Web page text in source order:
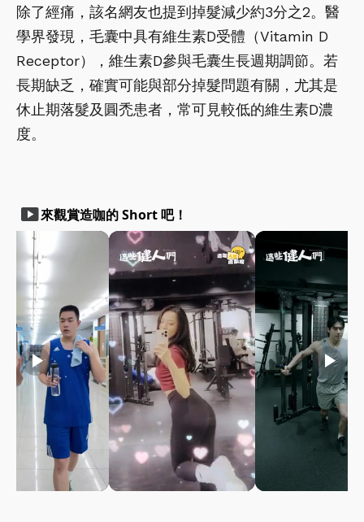
除了經痛，該名網友也提到掉髮減少約3分之2。醫
學界發現，毛囊中具有維生素D受體（Vitamin D
Receptor），維生素D參與毛囊生長週期調節。若
長期缺乏，確實可能與部分掉髮問題有關，尤其是
休止期落髮及圓禿患者，常可見較低的維生素D濃
度。
smart_display來觀賞造咖的 Short 吧！
play_arrow play_arrow play_arrow